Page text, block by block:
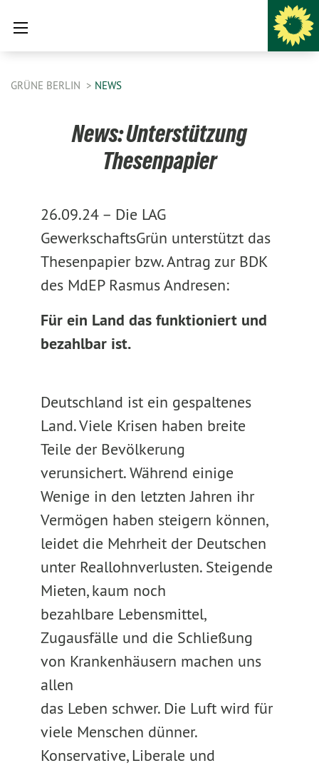
GRÜNE BERLIN NEWS
News: Unterstützung
Thesenpapier
26.09.24 – Die LAG
GewerkschaftsGrün unterstützt das
Thesenpapier bzw. Antrag zur BDK
des MdEP Rasmus Andresen:
Für ein Land das funktioniert und
bezahlbar ist.
Deutschland ist ein gespaltenes
Land. Viele Krisen haben breite
Teile der Bevölkerung
verunsichert. Während einige
Wenige in den letzten Jahren ihr
Vermögen haben steigern können,
leidet die Mehrheit der Deutschen
unter Reallohnverlusten. Steigende
Mieten, kaum noch
bezahlbare Lebensmittel,
Zugausfälle und die Schließung
von Krankenhäusern machen uns
allen
das Leben schwer. Die Luft wird für
viele Menschen dünner.
Konservative, Liberale und